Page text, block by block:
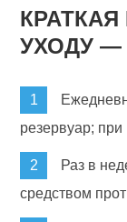
УХОДУ
резервуар; при
Раз в
средством